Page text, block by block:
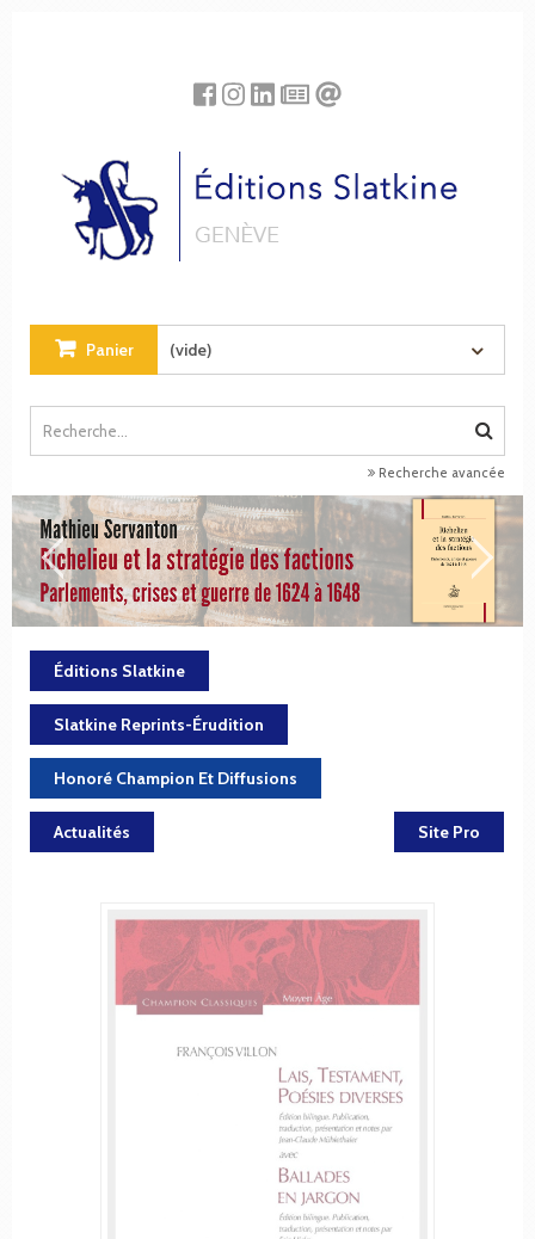
Panier (vide)
Recherche avancée
Éditions Slatkine
Slatkine Reprints-Érudition
Honoré Champion Et Diffusions
Actualités Site Pro